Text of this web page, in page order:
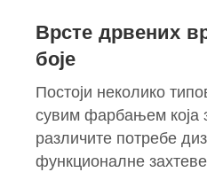
Врсте дрвених
боје
Постоји неколико
сувим фарбањем која
различите потребе
функционалне